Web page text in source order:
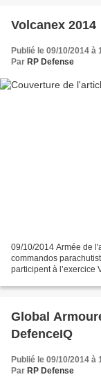
Volcanex 2014
Publié le 09/10/2014 à
Par RP Defense
09/10/2014 Armée de
commandos
participent à l’exercice
Global
DefenceIQ
Publié le 09/10/2014 à
Par RP Defense